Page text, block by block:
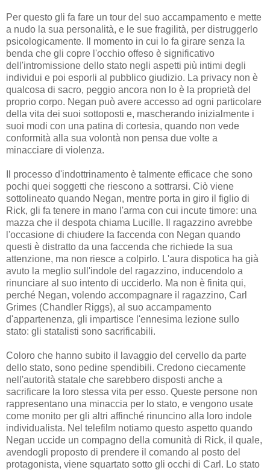
Per questo gli fa fare un tour del suo accampamento e mette
a nudo la sua personalità, e le sue fragilità, per distruggerlo
psicologicamente. Il momento in cui lo fa girare senza la
benda che gli copre l'occhio offeso è significativo
dell'intromissione dello stato negli aspetti più intimi degli
individui e poi esporli al pubblico giudizio. La privacy non è
qualcosa di sacro, peggio ancora non lo è la proprietà del
proprio corpo. Negan può avere accesso ad ogni particolare
della vita dei suoi sottoposti e, mascherando inizialmente i
suoi modi con una patina di cortesia, quando non vede
conformità alla sua volontà non pensa due volte a
minacciare di violenza.
Il processo d'indottrinamento è talmente efficace che sono
pochi quei soggetti che riescono a sottrarsi. Ciò viene
sottolineato quando Negan, mentre porta in giro il figlio di
Rick, gli fa tenere in mano l'arma con cui incute timore: una
mazza che il despota chiama Lucille. Il ragazzino avrebbe
l'occasione di chiudere la faccenda con Negan quando
questi è distratto da una faccenda che richiede la sua
attenzione, ma non riesce a colpirlo. L'aura dispotica ha già
avuto la meglio sull'indole del ragazzino, inducendolo a
rinunciare al suo intento di ucciderlo. Ma non è finita qui,
perché Negan, volendo accompagnare il ragazzino, Carl
Grimes (Chandler Riggs), al suo accampamento
d'appartenenza, gli impartisce l'ennesima lezione sullo
stato: gli statalisti sono sacrificabili.
Coloro che hanno subito il lavaggio del cervello da parte
dello stato, sono pedine spendibili. Credono ciecamente
nell'autorità statale che sarebbero disposti anche a
sacrificare la loro stessa vita per esso. Queste persone non
rappresentano una minaccia per lo stato, e vengono usate
come monito per gli altri affinché rinuncino alla loro indole
individualista. Nel telefilm notiamo questo aspetto quando
Negan uccide un compagno della comunità di Rick, il quale,
avendogli proposto di prendere il comando al posto del
protagonista, viene squartato sotto gli occhi di Carl. Lo stato